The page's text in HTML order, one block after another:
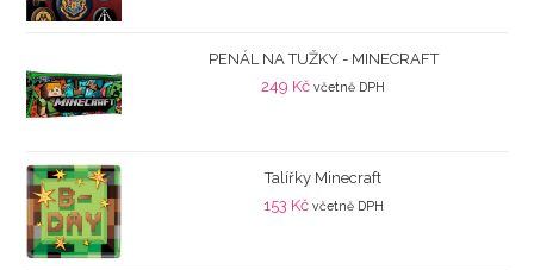
PENÁL NA TUŽKY - MINECRAFT
249 Kč včetně DPH
Talířky Minecraft
153 Kč včetně DPH